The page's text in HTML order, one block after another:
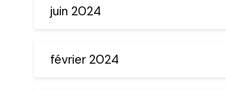
juin 2024
février 2024